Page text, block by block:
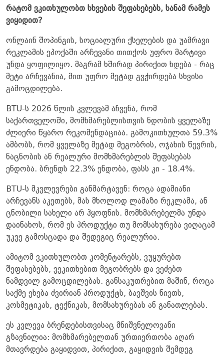
რატომ ვკითხულობთ სხვების შეფასებებს, სანამ რამეს
ვიყიდით?
ონლაინ შოპინგის, სოციალური ქსელების და უამრავი
რეკლამის ეპოქაში არჩევანი თითქოს უფრო მარტივი
უნდა ყოფილიყო. მაგრამ ხშირად პირიქით ხდება - რაც
მეტი არჩევანია, მით უფრო მეტად გვჭირდება სხვისი
გამოცდილება.
BTU-ს 2026 წლის კვლევამ აჩვენა, რომ
საქართველოში, მომხმარებლისთვის ნდობის ყველაზე
ძლიერი წყარო რეკომენდაციაა. გამოკითხულთა 59.3%
ამბობს, რომ ყველაზე მეტად მეგობრის, ოჯახის წევრის,
ნაცნობის ან რეალური მომხმარებლის შეფასებას
ენდობა. ბრენდს 22.3% ენდობა, ფასს კი - 18.4%.
BTU-ს მკვლევრები განმარტავენ: როცა ადამიანი
არჩევანს აკეთებს, მას მხოლოდ ლამაზი რეკლამა, ან
ცნობილი სახელი არ ჰყოფნის. მომხმარებელმა უნდა
დაინახოს, რომ ეს პროდუქტი თუ მომსახურება ვიღაცამ
უკვე გამოსცადა და შედეგიც რეალურია.
ამიტომ ვკითხულობთ კომენტარებს, ვუყურებთ
შეფასებებს, ვეკითხებით მეგობრებს და ვეძებთ
ნამდვილ გამოცდილებას. განსაკუთრებით მაშინ, როცა
საქმე ეხება ძვირიან პროდუქტს, ბავშვის ნივთს,
კოსმეტიკას, ტექნიკას, მომსახურებას ან განათლებას.
ეს კვლევა ბრენდებისთვისაც მნიშვნელოვანი
გზავნილია: მომხმარებელთან ურთიერთობა აღარ
მთავრდება გაყიდვით, პირიქით, გაყიდვის შემდეგ